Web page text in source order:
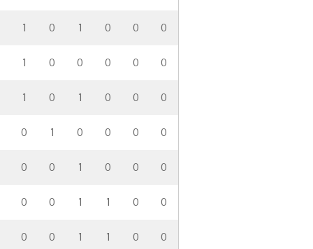
1 0 1 0 0 0
1 0 0 0 0 0
1 0 1 0 0 0
0 1 0 0 0 0
0 0 1 0 0 0
0 0 1 1 0 0
0 0 1 1 0 0